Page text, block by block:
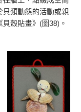
類動態的活動或親
殼貼畫》(圖38)。